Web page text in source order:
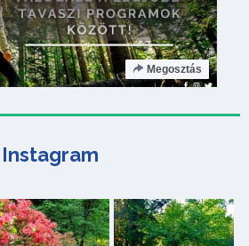
Megosztás
Instagram